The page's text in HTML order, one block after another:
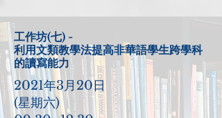
工作坊(七) -
利用文類教學法提高非華語學生跨學科
的讀寫能力
2021年3月20日
(星期六)